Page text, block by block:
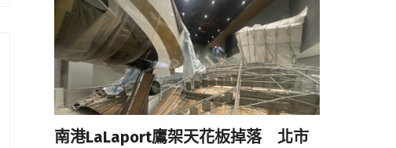
南港LaLaport鷹架天花板掉落 北市